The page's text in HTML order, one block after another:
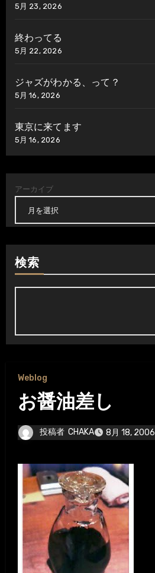
5月 23, 2026
終わってる
5月 22, 2026
ジャズがわかる、って？
5月 16, 2026
東京に来てます
5月 16, 2026
アーカイブ
検索
Weblog
お醤油差し
投稿者 CHAKA 8月 18, 2006